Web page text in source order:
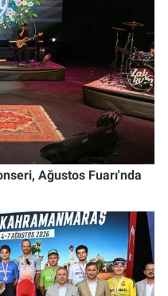
Ağustos Fuarı'nda